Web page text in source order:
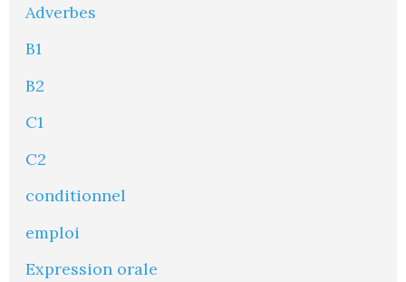
Adverbes
B1
B2
C1
C2
conditionnel
emploi
Expression orale